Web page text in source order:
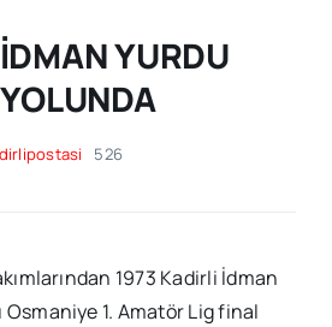
YURDU
526
1973 Kadirli İdman
Osmaniye 1. Amatör Lig final